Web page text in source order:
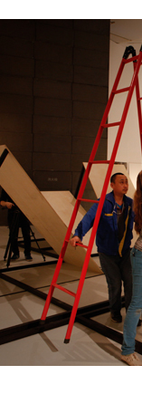
中央美术学院美术馆出
本人完全同意《中央美
参与中央美术学院美术
动）的涉及本人的图像
的作品）提交中央美术
络及其它数字媒体形式
中央美术学院美术馆出
本人完全同意《中央美
参与中央美术学院美术
动）的涉及本人的图像
的作品）提交中央美术
络及其它数字媒体形式
中央美术学院美术馆出
本人完全同意《中央美
参与中央美术学院美术
动）的涉及本人的图像
的作品）提交中央美术
络及其它数字媒体形式
手机号码
验证码